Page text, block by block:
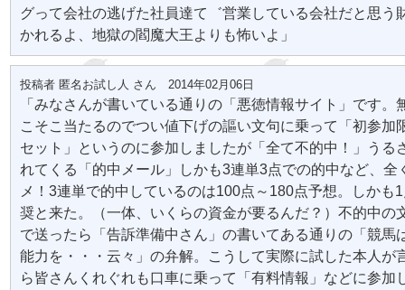
グって会社の逃げた社員達て゛営業している会社だと思う
かれるよ、地獄の閻魔大王よりも怖いよ」
投稿者 匿名お試し人 さん 2014年02月06日
「みなさんが書いている通りの「悪徳情報サイト」です。
こそこ当たるのでつい値下げの謳い文句に乗って「初参加
セット」というのに参加しましたが「全て不的中！」うる
れてくる「的中メール」しかも3連単3点での的中など、全
メ！3連単で的中しているのは100点～180点予想。しかも
奨と来た。（一体、いくらの資金が要るんだ？）不的中の
で送ったら「告訴準備中さん」の書いてある通りの「競馬
能力を・・・云々」の弁解。こうして実際に試した本人が
ら皆さんくれぐれも口車に乗って「有料情報」などに参加